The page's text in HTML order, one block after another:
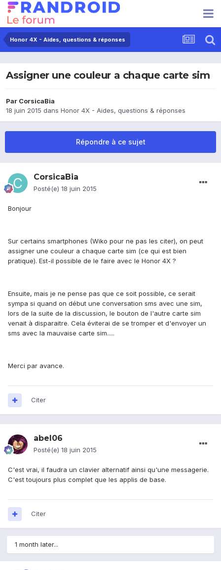
Honor 4X - Aides, questions & réponses
Assigner une couleur a chaque carte sim
Par CorsicaBia
18 juin 2015 dans Honor 4X - Aides, questions & réponses
Répondre à ce sujet
CorsicaBia
Posté(e) 18 juin 2015
Bonjour
Sur certains smartphones (Wiko pour ne pas les citer), on peut
assigner une couleur a chaque carte sim (ce qui est bien
pratique). Est-il possible de le faire avec le Honor 4X ?
Ensuite, mais je ne pense pas que ce soit possible, ce serait
sympa si quand on début une conversation sms avec une sim,
lors de la suite de la discussion, le bouton de l'autre carte sim
venait à disparaitre. Cela éviterai de se tromper et d'envoyer un
sms avec la mauvaise carte sim.....
Merci par avance.
Citer
abel06
Posté(e) 18 juin 2015
C'est vrai, il faudra un clavier alternatif ainsi qu'une messagerie.
C'est toujours plus complet que les applis de base.
Citer
1 month later...